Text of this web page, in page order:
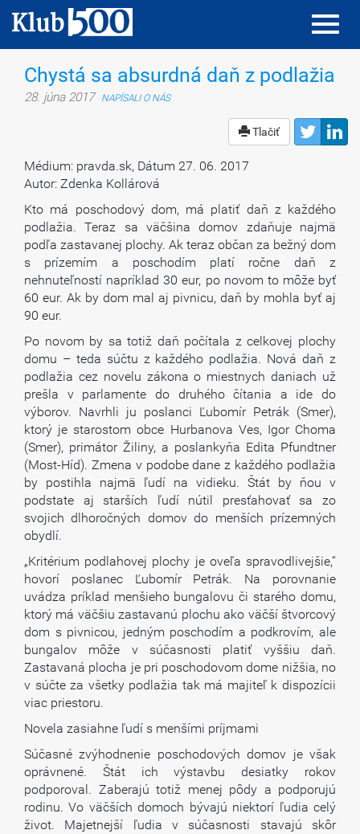
Chystá sa absurdná daň z podlažia
28. júna 2017 NAPÍSALI O NÁS
Tlačiť
Médium: pravda.sk, Dátum 27. 06. 2017
Autor: Zdenka Kollárová
Kto má poschodový dom, má platiť daň z každého
podlažia. Teraz sa väčšina domov zdaňuje najmä
podľa zastavanej plochy. Ak teraz občan za bežný dom
s prízemím a poschodím platí ročne daň z
nehnuteľností napríklad 30 eur, po novom to môže byť
60 eur. Ak by dom mal aj pivnicu, daň by mohla byť aj
90 eur.
Po novom by sa totiž daň počítala z celkovej plochy
domu – teda súčtu z každého podlažia. Nová daň z
podlažia cez novelu zákona o miestnych daniach už
prešla v parlamente do druhého čítania a ide do
výborov. Navrhli ju poslanci Ľubomír Petrák (Smer),
ktorý je starostom obce Hurbanova Ves, Igor Choma
(Smer), primátor Žiliny, a poslankyňa Edita Pfundtner
(Most-Híd). Zmena v podobe dane z každého podlažia
by postihla najmä ľudí na vidieku. Štát by ňou v
podstate aj starších ľudí nútil presťahovať sa zo
svojich dlhoročných domov do menších prízemných
obydlí.
„Kritérium podlahovej plochy je oveľa spravodlivejšie,“
hovorí poslanec Ľubomír Petrák. Na porovnanie
uvádza príklad menšieho bungalovu či starého domu,
ktorý má väčšiu zastavanú plochu ako väčší štvorcový
dom s pivnicou, jedným poschodím a podkrovím, ale
bungalov môže v súčasnosti platiť vyššiu daň.
Zastavaná plocha je pri poschodovom dome nižšia, no
v súčte za všetky podlažia tak má majiteľ k dispozícii
viac priestoru.
Novela zasiahne ľudí s menšími príjmami
Súčasné zvýhodnenie poschodových domov je však
oprávnené. Štát ich výstavbu desiatky rokov
podporoval. Zaberajú totiž menej pôdy a podporujú
rodinu. Vo väčších domoch bývajú niektorí ľudia celý
život. Majetnejší ľudia v súčasnosti stavajú skôr